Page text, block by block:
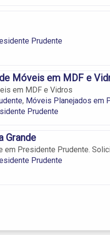
Prudente
Móveis em MDF e
em MDF e Vidros
, Móveis Planejados em
Prudente
Grande
em Presidente Prudente.
Prudente